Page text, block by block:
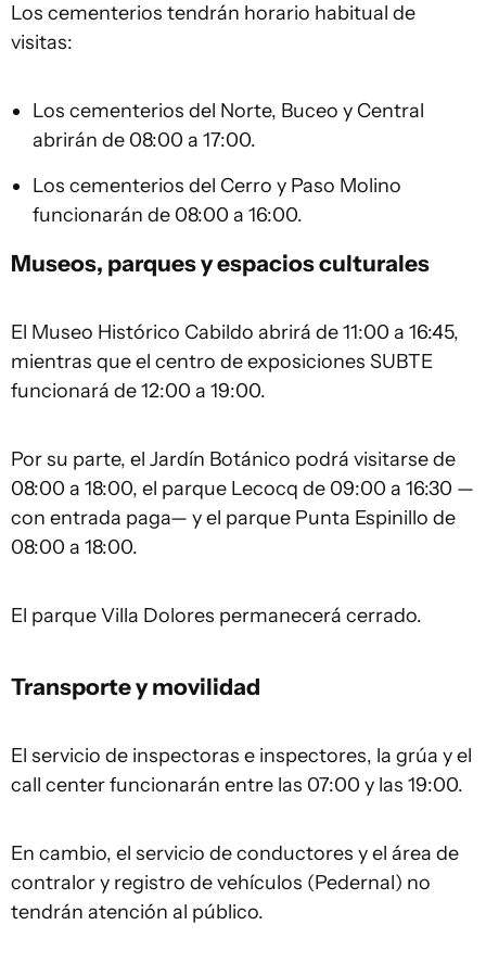
Los cementerios tendrán horario habitual de
visitas:
Los cementerios del Norte, Buceo y Central
abrirán de 08:00 a 17:00.
Los cementerios del Cerro y Paso Molino
funcionarán de 08:00 a 16:00.
Museos, parques y espacios culturales
El Museo Histórico Cabildo abrirá de 11:00 a 16:45,
mientras que el centro de exposiciones SUBTE
funcionará de 12:00 a 19:00.
Por su parte, el Jardín Botánico podrá visitarse de
08:00 a 18:00, el parque Lecocq de 09:00 a 16:30 —
con entrada paga— y el parque Punta Espinillo de
08:00 a 18:00.
El parque Villa Dolores permanecerá cerrado.
Transporte y movilidad
El servicio de inspectoras e inspectores, la grúa y el
call center funcionarán entre las 07:00 y las 19:00.
En cambio, el servicio de conductores y el área de
contralor y registro de vehículos (Pedernal) no
tendrán atención al público.